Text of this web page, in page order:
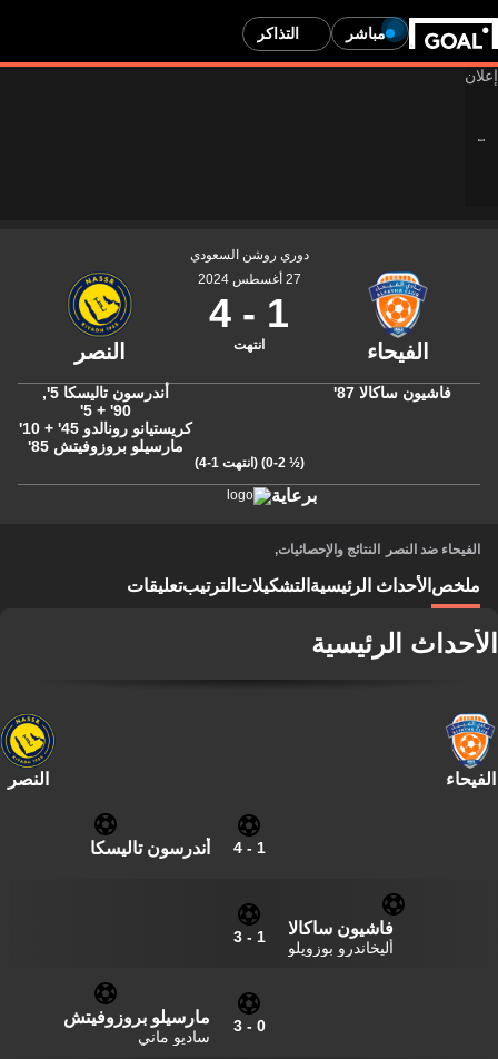
مباشر التذاكر
دوري روشن السعودي
27 أغسطس 2024
1
-
4
انتهت
فاشيون ساكالا 87' أندرسون تاليسكا 5'
,
90' + 5'
كريستيانو رونالدو 45' + 10'
مارسيلو بروزوفيتش 85'
(½ 0-2) (انتهت 1-4)
برعاية
الفيحاء ضد النصر النتائج والإحصائيات,
ملخص الأحداث الرئيسية التشكيلات الترتيبتعليقات
الأحداث الرئيسية
الفيحاء النصر
1
-
4 أندرسون تاليسكا
فاشيون ساكالا
أليخاندرو بوزويلو
1
-
3
0
-
3 مارسيلو بروزوفيتش
ساديو ماني